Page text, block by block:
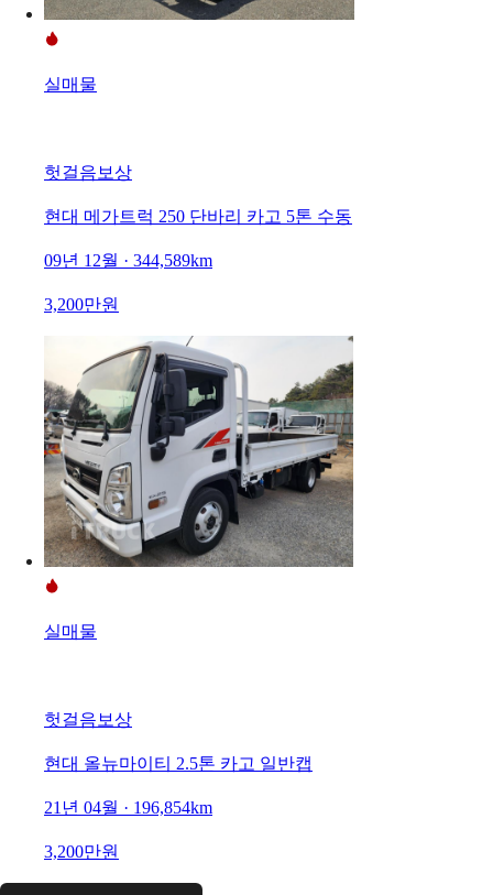
실매물
헛걸음보상
현대 메가트럭 250 단바리 카고 5톤 수동
09년 12월 · 344,589km
3,200만원
실매물
헛걸음보상
현대 올뉴마이티 2.5톤 카고 일반캡
21년 04월 · 196,854km
3,200만원